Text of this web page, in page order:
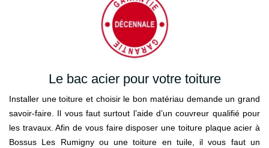
Le bac acier pour votre toiture
Installer une toiture et choisir le bon matériau demande un grand
savoir-faire. Il vous faut surtout l’aide d’un couvreur qualifié pour
les travaux. Afin de vous faire disposer une toiture plaque acier à
Bossus Les Rumigny ou une toiture en tuile, il vous faut un